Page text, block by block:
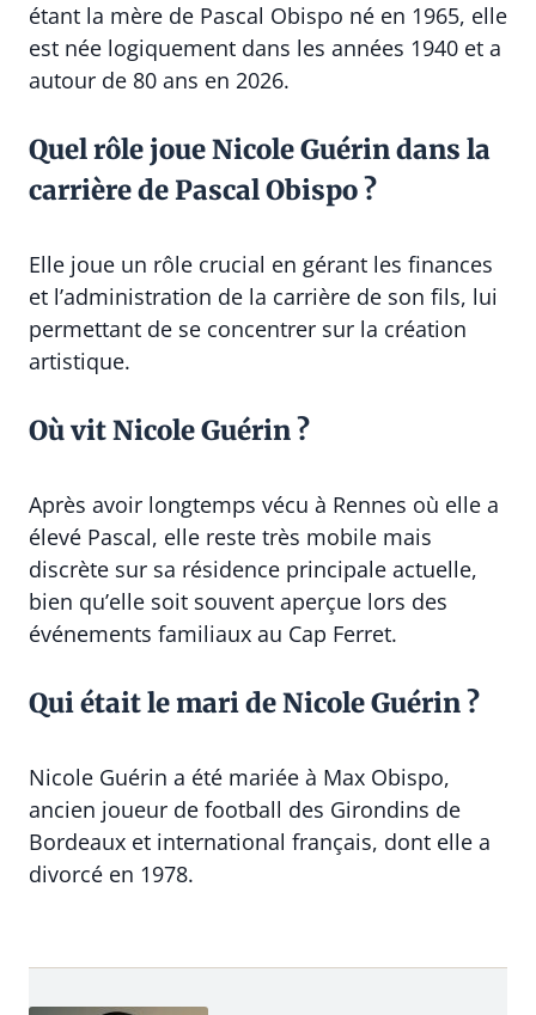
étant la mère de Pascal Obispo né en 1965, elle
est née logiquement dans les années 1940 et a
autour de 80 ans en 2026.
Quel rôle joue Nicole Guérin dans la
carrière de Pascal Obispo ?
Elle joue un rôle crucial en gérant les finances
et l’administration de la carrière de son fils, lui
permettant de se concentrer sur la création
artistique.
Où vit Nicole Guérin ?
Après avoir longtemps vécu à Rennes où elle a
élevé Pascal, elle reste très mobile mais
discrète sur sa résidence principale actuelle,
bien qu’elle soit souvent aperçue lors des
événements familiaux au Cap Ferret.
Qui était le mari de Nicole Guérin ?
Nicole Guérin a été mariée à Max Obispo,
ancien joueur de football des Girondins de
Bordeaux et international français, dont elle a
divorcé en 1978.